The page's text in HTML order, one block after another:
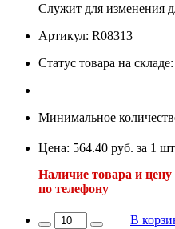
Служит для изменения
Артикул: R08313
Статус товара на
Минимальное
Цена: 564.40 руб. за 1
Наличие товара и
по телефону
В